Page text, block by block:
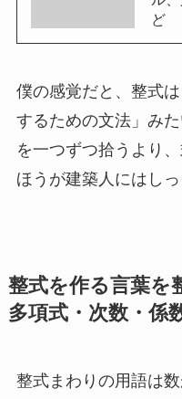
ど
僕の感覚だと、整式
するための文法」み
を一つずつ拾うより
ほうが建築人にはしっ
整式を作る言葉を
多項式・次数・係
整式まわりの用語は